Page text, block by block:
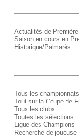
Actualités de
Saison en cours en
Historique/Palmarès
Tous les championnats
Tout sur la Coupe de
Tous les clubs
Toutes les sélections
Ligue des Champions
Recherche de joueuse